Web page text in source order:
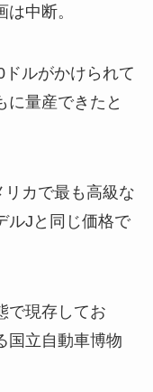
中断。
ルがかけられて
に量産できたと
カで最も高級な
ルJと同じ価格で
で現存してお
国立自動車博物